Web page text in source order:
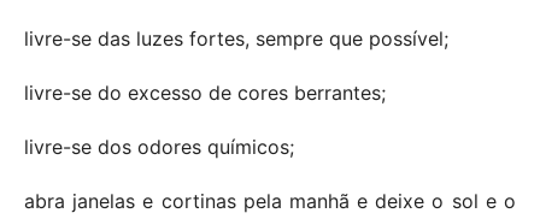
livre-se das luzes fortes, sempre que possível;
livre-se do excesso de cores berrantes;
livre-se dos odores químicos;
abra janelas e cortinas pela manhã e deixe o sol e o